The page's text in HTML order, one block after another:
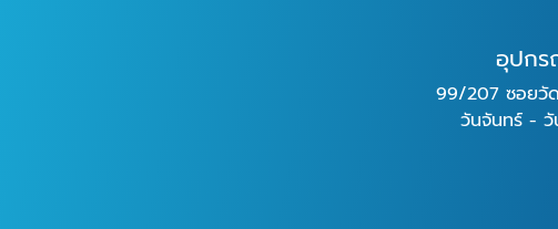
อุปกร
99/207 ซอยวั
วันจันทร์ - วั